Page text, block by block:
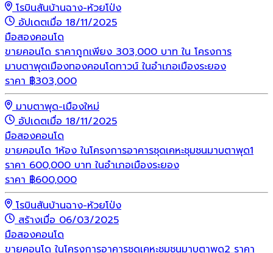
โรบินสันบ้านฉาง-ห้วยโป่ง
อัปเดตเมื่อ 18/11/2025
มือสองคอนโด
ขายคอนโด ราคาถูกเพียง 303,000 บาท ใน โครงการ
มาบตาพุดเมืองทองคอนโดทาวน์ ในอำเภอเมืองระยอง
ราคา ฿303,000
มาบตาพุด-เมืองใหม่
อัปเดตเมื่อ 18/11/2025
มือสองคอนโด
ขายคอนโด 1ห้อง ในโครงการอาคารชุดเคหะชุมชนมาบตาพุด1
ราคา 600,000 บาท ในอำเภอเมืองระยอง
ราคา ฿600,000
โรบินสันบ้านฉาง-ห้วยโป่ง
สร้างเมื่อ 06/03/2025
มือสองคอนโด
ขายคอนโด ในโครงการอาคารชุดเคหะชุมชนมาบตาพุด2 ราคา